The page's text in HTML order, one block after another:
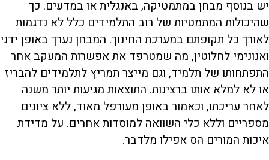
יש בנוסף מבחן במתמטיקה, באנגלית או במדעים. כך
שהיכולות המתמטיות של רוב התלמידים כלל לא נדגמות
לאורך כל תקופתם במערכת החינוך. המבחן נערך באופן ידני
ואנונימי לחלוטין, מה שמטרפד את אפשרות המעקב אחר
התפתחותו של תלמיד, וגם מייצר תמריץ לתלמידים להבריז
או לא למלא אותו ברצינות. התוצאות מגיעות יותר משנה
לאחר עריכתו, וכאמור באופן מעורפל מאוד, ללא ציונים
מספריים וללא כלי השוואה למוסדות אחרים. על מדידת
איכות המורים הס אפילו מלדבר.